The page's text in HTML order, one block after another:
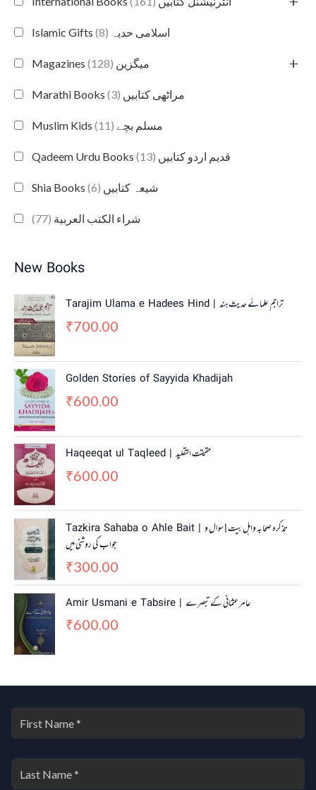
Islamic Gifts اسلامی حدیہ (8)
Magazines میگزین (128) +
Marathi Books مراٹھی کتابیں (3)
Muslim Kids مسلم بچے (11)
Qadeem Urdu Books قدیم اردو کتابیں (13)
Shia Books شیعہ کتابیں (6)
شراء الكتب العربية (77)
New Books
Tarajim Ulama e Hadees Hind | تراجم علمائے حديث ہند
₹700.00
Golden Stories of Sayyida Khadijah
₹600.00
Haqeeqat ul Taqleed | حقیقت التقلید
₹600.00
Tazkira Sahaba o Ahle Bait | تذکرہ صحابہ واہل بیت | سوال و
جواب کی روشنی میں
₹300.00
Amir Usmani e Tabsire | عامر عثمانی کے تبصرے
₹600.00